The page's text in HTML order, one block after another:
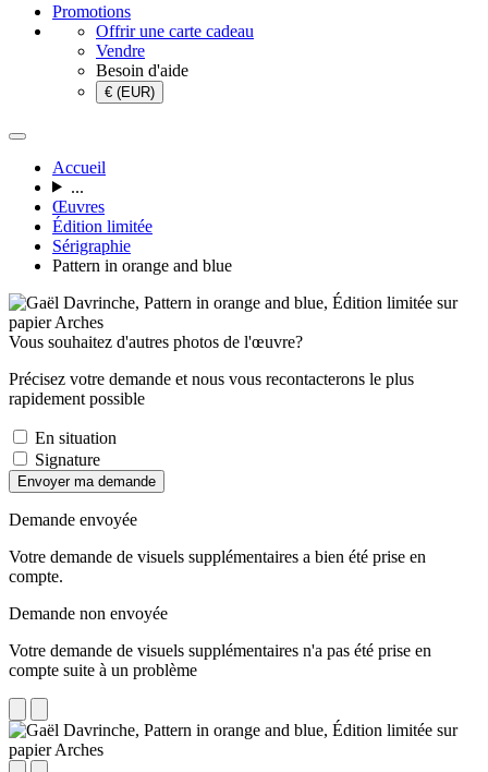
Promotions
Offrir une carte cadeau
Vendre
Besoin d'aide
€ (EUR)
Accueil
...
Œuvres
Édition limitée
Sérigraphie
Pattern in orange and blue
Vous souhaitez d'autres photos de l'œuvre?
Précisez votre demande et nous vous recontacterons le plus
rapidement possible
En situation
Signature
Envoyer ma demande
Demande envoyée
Votre demande de visuels supplémentaires a bien été prise en
compte.
Demande non envoyée
Votre demande de visuels supplémentaires n'a pas été prise en
compte suite à un problème